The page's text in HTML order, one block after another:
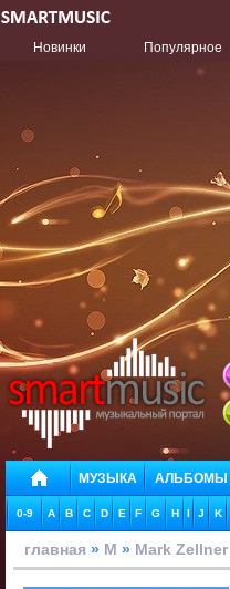
Новинки Популярное
МУЗЫКА АЛЬБОМЫ
0-9 A B C D E F G H I J K
главная » M » Mark Zellner